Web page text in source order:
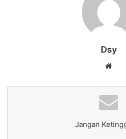
Dsy
Jangan